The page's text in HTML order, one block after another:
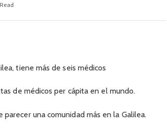
tiene más de seis médicos
de médicos per cápita en el mundo.
una comunidad más en la Galilea.